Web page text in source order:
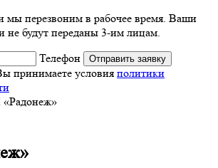
мы перезвоним в рабочее время. Ваши
будут переданы 3-им лицам.
Телефон
принимаете условия политики